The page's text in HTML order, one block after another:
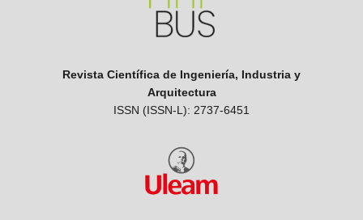
Revista Científica de Ingeniería, Industria y
Arquitectura
ISSN (ISSN-L): 2737-6451